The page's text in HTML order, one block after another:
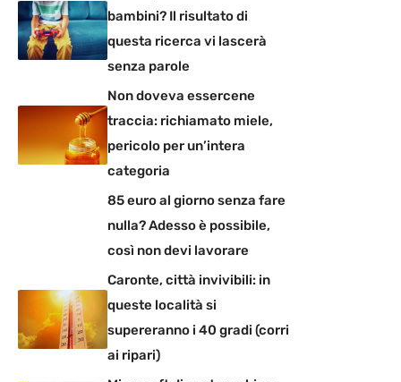
bambini? Il risultato di
questa ricerca vi lascerà
senza parole
Non doveva essercene
traccia: richiamato miele,
pericolo per un’intera
categoria
85 euro al giorno senza fare
nulla? Adesso è possibile,
così non devi lavorare
Caronte, città invivibili: in
queste località si
supereranno i 40 gradi (corri
ai ripari)